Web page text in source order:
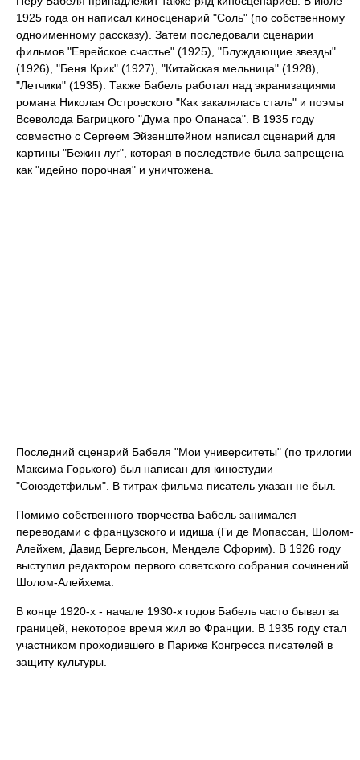
1925 года он написал киносценарий "Соль" (по собственному
одноименному рассказу). Затем последовали сценарии
фильмов "Еврейское счастье" (1925), "Блуждающие звезды"
(1926), "Беня Крик" (1927), "Китайская мельница" (1928),
"Летчики" (1935). Также Бабель работал над экранизациями
романа Николая Островского "Как закалялась сталь" и поэмы
Всеволода Багрицкого "Дума про Опанаса". В 1935 году
совместно с Сергеем Эйзенштейном написал сценарий для
картины "Бежин луг", которая в последствие была запрещена
как "идейно порочная" и уничтожена.
Последний сценарий Бабеля "Мои университеты" (по трилогии
Максима Горького) был написан для киностудии
"Союздетфильм". В титрах фильма писатель указан не был.
Помимо собственного творчества Бабель занимался
переводами с французского и идиша (Ги де Мопассан, Шолом-
Алейхем, Давид Бергельсон, Менделе Сфорим). В 1926 году
выступил редактором первого советского собрания сочинений
Шолом-Алейхема.
В конце 1920-х - начале 1930-х годов Бабель часто бывал за
границей, некоторое время жил во Франции. В 1935 году стал
участником проходившего в Париже Конгресса писателей в
защиту культуры.